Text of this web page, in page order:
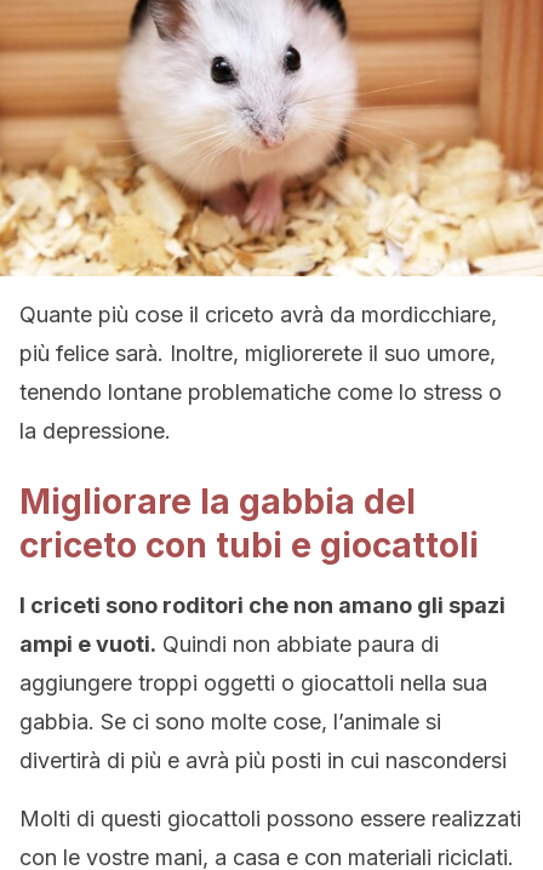
Quante più cose il criceto avrà da mordicchiare,
più felice sarà. Inoltre, migliorerete il suo umore,
tenendo lontane problematiche come lo stress o
la depressione.
Migliorare la gabbia del
criceto con tubi e giocattoli
I criceti sono roditori che non amano gli spazi
ampi e vuoti. Quindi non abbiate paura di
aggiungere troppi oggetti o giocattoli nella sua
gabbia. Se ci sono molte cose, l’animale si
divertirà di più e avrà più posti in cui nascondersi
Molti di questi giocattoli possono essere realizzati
con le vostre mani, a casa e con materiali riciclati.